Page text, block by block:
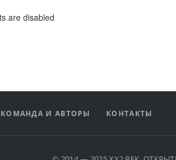
are disabled
КОМАНДА И АВТОРЫ КОНТАКТЫ